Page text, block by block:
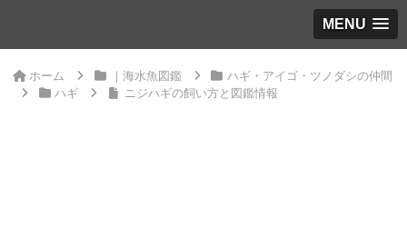
MENU
ホーム ｜海水魚図鑑
ハギ・アイゴ・ツノダシの仲間
ハギ
ニジハギの飼い方と図鑑情報